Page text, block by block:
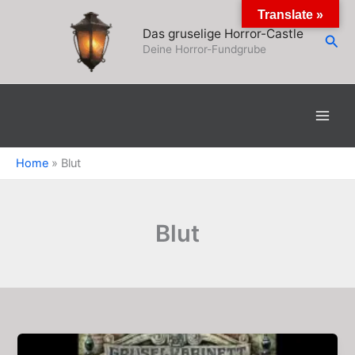
Das gruselige Horror-Castle
Deine Horror-Fundgrube
Home » Blut
Blut
Translate »